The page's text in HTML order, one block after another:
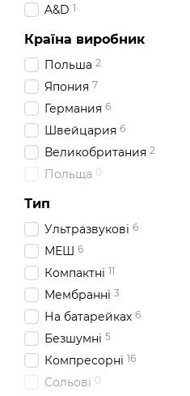
A&D 1
Країна виробник
Польша 2
Япония 7
Германия 6
Швейцария 6
Великобритания 2
Польща 0
Тип
Ультразвукові 6
МЕШ 6
Компактні 11
Мембранні 3
На батарейках 6
Безшумні 5
Компресорні 16
Сольові 0